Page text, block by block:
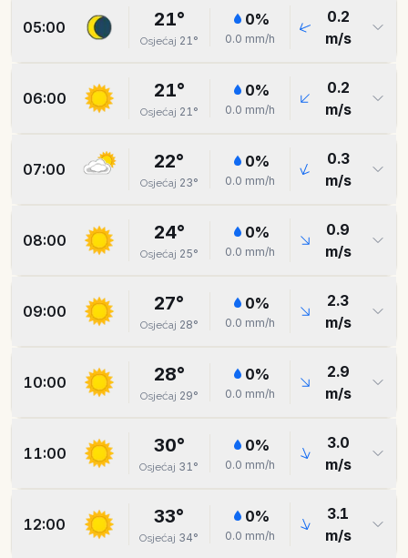
05:00 21°
Osjećaj 21°
0%
0.0 mm/h
0.2
m/s
06:00 21°
Osjećaj 21°
0%
0.0 mm/h
0.2
m/s
07:00 22°
Osjećaj 23°
0%
0.0 mm/h
0.3
m/s
08:00 24°
Osjećaj 25°
0%
0.0 mm/h
0.9
m/s
09:00 27°
Osjećaj 28°
0%
0.0 mm/h
2.3
m/s
10:00 28°
Osjećaj 29°
0%
0.0 mm/h
2.9
m/s
11:00 30°
Osjećaj 31°
0%
0.0 mm/h
3.0
m/s
12:00 33°
Osjećaj 34°
0%
0.0 mm/h
3.1
m/s